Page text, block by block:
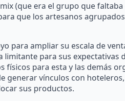
(que era el grupo que
que los artesanos
para ampliar su escala de
para sus expectativas
para esta y las demás
generar vínculos con
sus productos.